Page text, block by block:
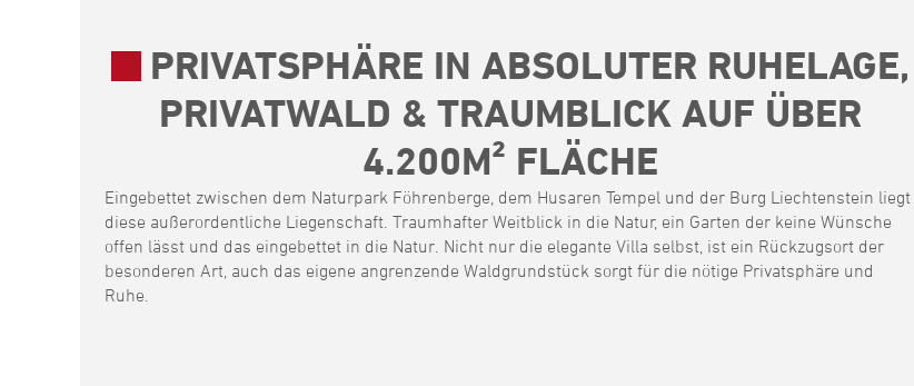
PRIVATSPHÄRE IN ABSOLUTER RUHELAGE,
PRIVATWALD & TRAUMBLICK AUF ÜBER
4.200M² FLÄCHE
Eingebettet zwischen dem Naturpark Föhrenberge, dem Husaren Tempel und der Burg Liechtenstein liegt
diese außerordentliche Liegenschaft. Traumhafter Weitblick in die Natur, ein Garten der keine Wünsche
offen lässt und das eingebettet in die Natur. Nicht nur die elegante Villa selbst, ist ein Rückzugsort der
besonderen Art, auch das eigene angrenzende Waldgrundstück sorgt für die nötige Privatsphäre und
Ruhe.